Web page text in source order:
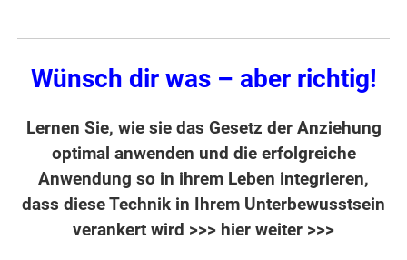
Wünsch dir was – aber richtig!
Lernen Sie, wie sie das Gesetz der Anziehung
optimal anwenden und die erfolgreiche
Anwendung so in ihrem Leben integrieren,
dass diese Technik in Ihrem Unterbewusstsein
verankert wird >>> hier weiter >>>